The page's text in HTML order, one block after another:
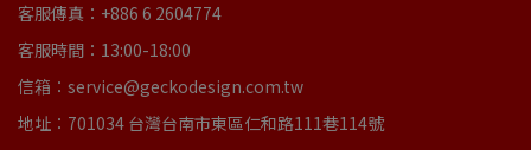
客服傳真：+886 6 2604774
客服時間：13:00-18:00
信箱：service@geckodesign.com.tw
地址：701034 台灣台南市東區仁和路111巷114號